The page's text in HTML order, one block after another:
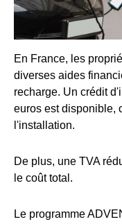
En France, les
diverses aides
recharge. Un crédit
euros est disponible,
l'installation.
De plus, une TVA
le coût total.
Le programme